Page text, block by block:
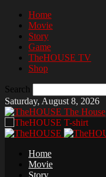
Home
Movie
Story
Game
TheHOUSE TV
Shop
Search
Saturday, August 8, 2026
The House
Home
Movie
Story